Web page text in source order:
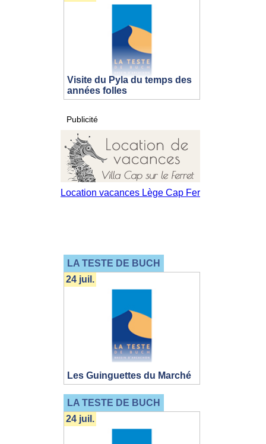
Visite du Pyla du temps des
années folles
Publicité
LA TESTE DE BUCH
Les Guinguettes du Marché
24 juil.
LA TESTE DE BUCH
24 juil.